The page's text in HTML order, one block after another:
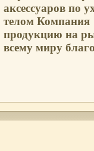
аксессуаров по
телом Компания
продукцию на
всему миру